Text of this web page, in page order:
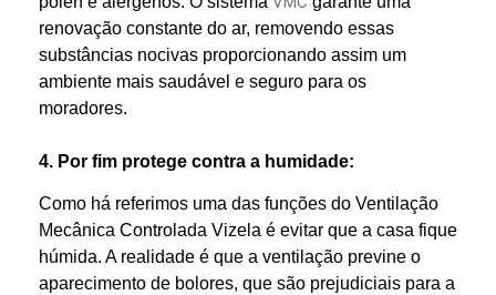
renovação constante do ar, removendo essas
substâncias nocivas proporcionando assim um
ambiente mais saudável e seguro para os
moradores.
4. Por fim protege contra a humidade:
Como há referimos uma das funções do Ventilação
Mecânica Controlada Vizela é evitar que a casa fique
húmida. A realidade é que a ventilação previne o
aparecimento de bolores, que são prejudiciais para a